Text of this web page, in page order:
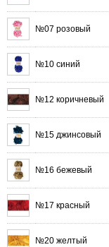
№07 розовый
№10 синий
№12 коричневый
№15 джинсовый
№16 бежевый
№17 красный
№20 желтый